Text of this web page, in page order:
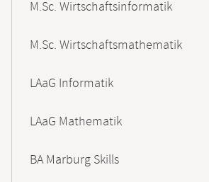
M.Sc. Wirtschaftsinformatik
M.Sc. Wirtschaftsmathematik
LAaG Informatik
LAaG Mathematik
BA Marburg Skills